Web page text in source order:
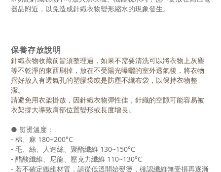
器品附近，以免造成針織衣物變形縮水的現象發生。
保養存放說明
針織衣物收藏前皆須整理過，如果不需要清洗可以將衣物上灰塵
等不乾淨的東西刷掉，放在不受陽光曝曬的室外透氣後，將衣物
摺好放入有透氣孔的塑膠袋或是防塵不織布袋，以保持衣物整
潔。
請避免用衣架掛放，因針織衣物彈性佳，針織的空隙可能容易被
衣架撐大導致肩部位置變形或長度增長。
● 熨燙溫度：
- 棉、麻 180~200°C
- 毛、絲、人造絲、聚酯纖維 130~150°C
- 醋酸纖維、尼龍、壓克力纖維 110~130°C
- 若不確定纖維材質，請從低溫開始熨燙，確認纖維無受損再逐漸